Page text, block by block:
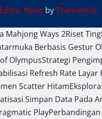
Editor News byThemeArile
Mahjong Ways 2Riset
Berbasis Gestur
OlympusStrategi
Refresh Rate Layar
Scatter Hitam
Simpan Data Pada
Play